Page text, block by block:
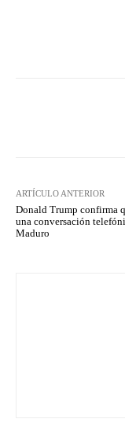
ARTÍCULO ANTERIOR
Donald Trump confirma
una conversación
Maduro